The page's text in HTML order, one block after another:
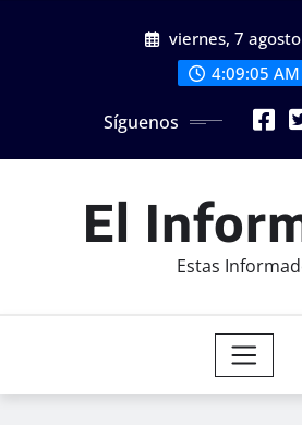
viernes, 7
4:09:07 AM
Síguenos
El
Estas